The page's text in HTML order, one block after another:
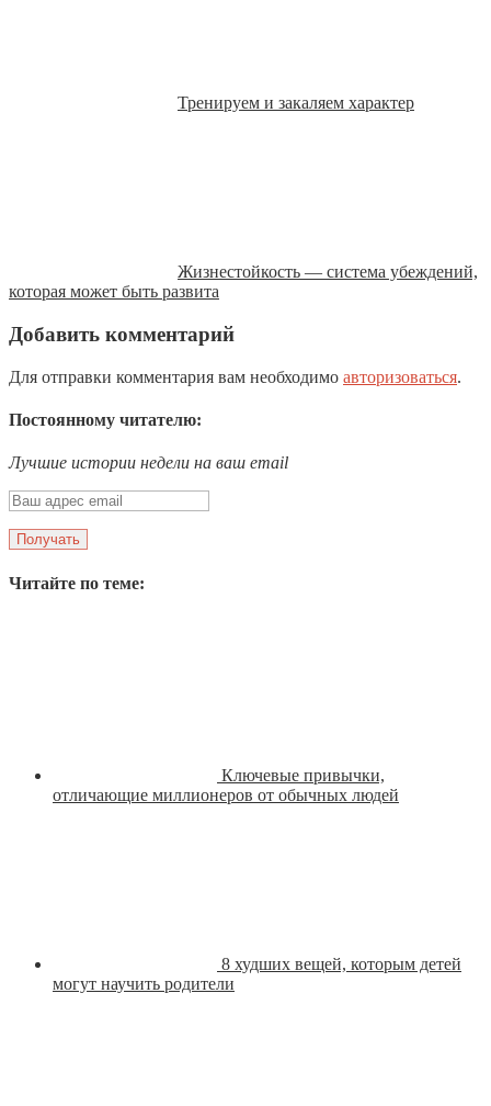
Тренируем и закаляем характер
Жизнестойкость — система убеждений,
которая может быть развита
Добавить комментарий
Для отправки комментария вам необходимо авторизоваться.
Постоянному читателю:
Лучшие истории недели на ваш email
Читайте по теме:
Ключевые привычки,
отличающие миллионеров от обычных людей
8 худших вещей, которым детей
могут научить родители